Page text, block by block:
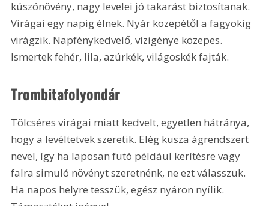
kúszónövény, nagy levelei jó takarást biztosítanak.
Virágai egy napig élnek. Nyár közepétől a fagyokig
virágzik. Napfénykedvelő, vízigénye közepes.
Ismertek fehér, lila, azúrkék, világoskék fajták.
Trombitafolyondár
Tölcséres virágai miatt kedvelt, egyetlen hátránya,
hogy a levéltetvek szeretik. Elég kusza ágrendszert
nevel, így ha laposan futó például kerítésre vagy
falra simuló növényt szeretnénk, ne ezt válasszuk.
Ha napos helyre tesszük, egész nyáron nyílik.